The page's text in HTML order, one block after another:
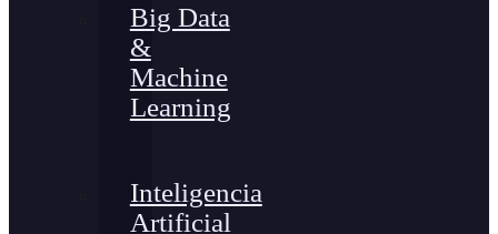
Big Data
&
Machine
Learning
Inteligencia
Artificial